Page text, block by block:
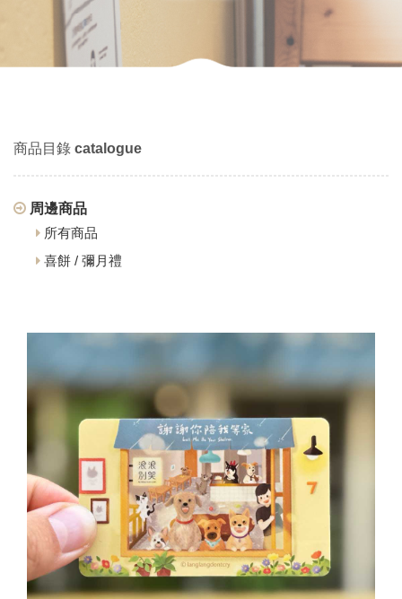
商品目錄 catalogue
周邊商品
所有商品
喜餅 / 彌月禮